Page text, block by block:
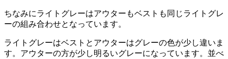
ちなみにライトグレーはアウターもベストも同じライトグレ
ーの組み合わせとなっています。
ライトグレーはベストとアウターはグレーの色が少し違いま
す。アウターの方が少し明るいグレーになっています。並べ